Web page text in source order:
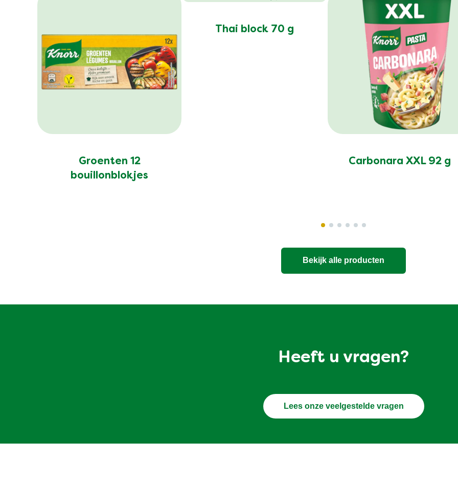
Groenten 12
bouillonblokjes
Thai block 70 g
Carbonara XXL 92 g
Bekijk alle producten
Heeft u vragen?
Lees onze veelgestelde vragen